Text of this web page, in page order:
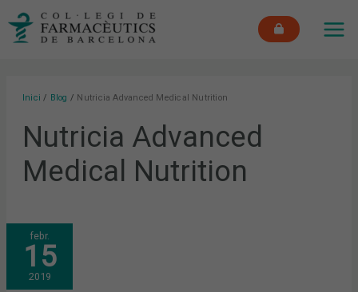
Inici Blog Nutricia Advanced Medical Nutrition
Nutricia Advanced
Medical Nutrition
febr.
15
2019
FARMACÈUTICS
HOSPITALARIS
S’ACTUALITZEN
EN
NUTRICIÓ
ARTIFICIAL